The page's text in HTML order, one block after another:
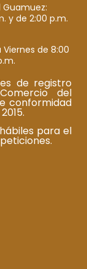
y de 2:00 p.m.
de 8:00
de registro
del
conformidad
para el